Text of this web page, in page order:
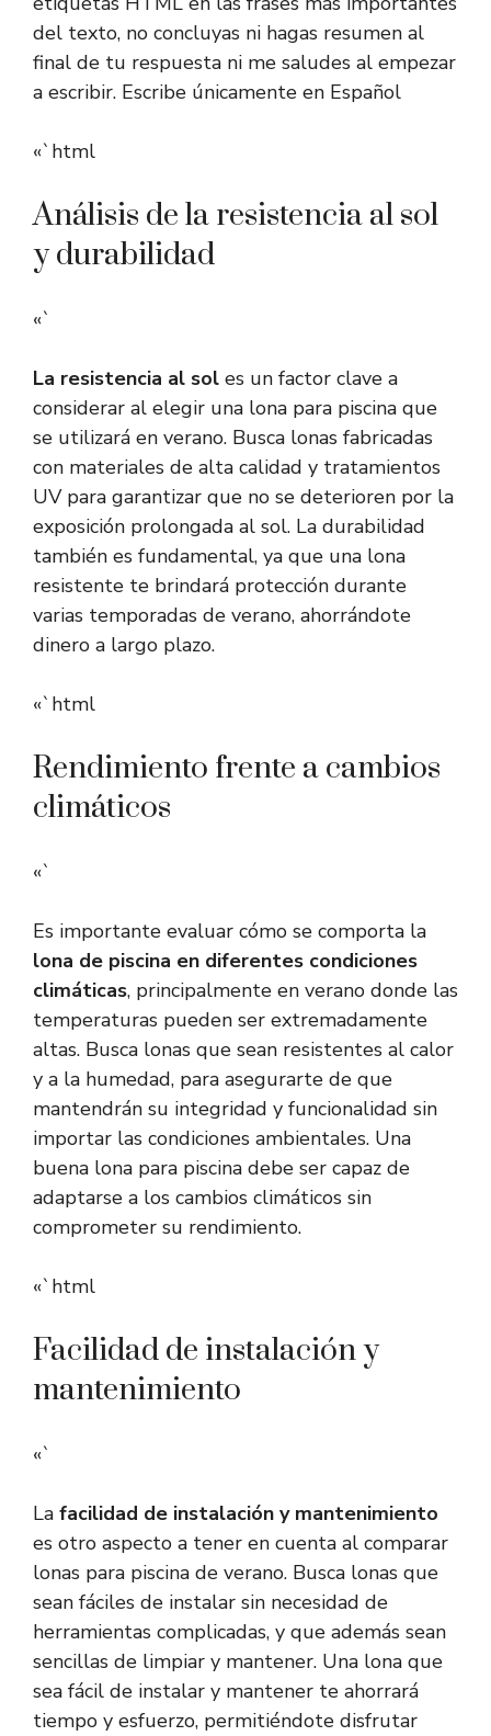
del texto, no concluyas ni hagas resumen al
final de tu respuesta ni me saludes al empezar
a escribir. Escribe únicamente en Español
«`html
Análisis de la resistencia al sol
y durabilidad
«`
La resistencia al sol es un factor clave a
considerar al elegir una lona para piscina que
se utilizará en verano. Busca lonas fabricadas
con materiales de alta calidad y tratamientos
UV para garantizar que no se deterioren por la
exposición prolongada al sol. La durabilidad
también es fundamental, ya que una lona
resistente te brindará protección durante
varias temporadas de verano, ahorrándote
dinero a largo plazo.
«`html
Rendimiento frente a cambios
climáticos
«`
Es importante evaluar cómo se comporta la
lona de piscina en diferentes condiciones
climáticas, principalmente en verano donde las
temperaturas pueden ser extremadamente
altas. Busca lonas que sean resistentes al calor
y a la humedad, para asegurarte de que
mantendrán su integridad y funcionalidad sin
importar las condiciones ambientales. Una
buena lona para piscina debe ser capaz de
adaptarse a los cambios climáticos sin
comprometer su rendimiento.
«`html
Facilidad de instalación y
mantenimiento
«`
La facilidad de instalación y mantenimiento
es otro aspecto a tener en cuenta al comparar
lonas para piscina de verano. Busca lonas que
sean fáciles de instalar sin necesidad de
herramientas complicadas, y que además sean
sencillas de limpiar y mantener. Una lona que
sea fácil de instalar y mantener te ahorrará
tiempo y esfuerzo, permitiéndote disfrutar